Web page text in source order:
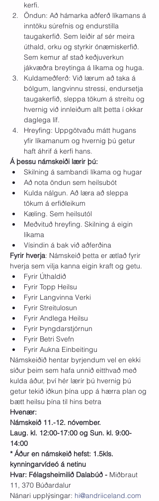
kerfi.
Öndun: Að hámarka aðferð líkamans á
inntöku súrefnis og endurstilla
taugakerfið. Sem leiðir af sér meira
úthald, orku og styrkir ónæmiskerfið.
Sem kemur af stað keðjuverkun
jákvæðra breytinga á líkama og huga.
Kuldameðferð: Við lærum að taka á
bólgum, langvinnu stressi, endursetja
taugakerfið, sleppa tökum á streitu og
hvernig við innleiðum allt þetta í okkar
daglega líf.
Hreyfing: Uppgötvaðu mátt hugans
yfir líkamanum og hvernig þú getur
haft áhrif á kerfi hans.
Á þessu námskeiði lærir þú:
Skilning á sambandi líkama og hugar
Að nota öndun sem heilsubót
Kulda nálgun. Að læra að sleppa
tökum á erfiðleikum
Kæling. Sem heilsutól
Meðvituð hreyfing. Skilning á eigin
líkama
Vísindin á bak við aðferðina
Fyrir hverja: Námskeið þetta er ætlað fyrir
hverja sem vilja kanna eigin kraft og getu.
Fyrir Úthaldið
Fyrir Topp Heilsu
Fyrir Langvinna Verki
Fyrir Streitulosun
Fyrir Andlega Heilsu
Fyrir Þyngdarstjórnun
Fyrir Betri Svefn
Fyrir Aukna Einbeitingu
Námskeiðið hentar byrjendum vel en ekki
síður þeim sem hafa unnið eitthvað með
kulda áður, því hér lærir þú hvernig þú
getur tekið iðkun þína upp á hærra plan og
bætt heilsu þína til hins betra
Hvenær:
Námskeið 11.-12. nóvember.
Laug. kl. 12:00-17:00 og Sun. kl. 9:00-
14:00
* Áður en námskeið hefst: 1.5kls.
kynningarvídeó á netinu
Hvar: Félagsheimilið Dalabúð - Miðbraut
11, 370 Búðardalur
Nánari upplýsingar: hi@andriiceland.com